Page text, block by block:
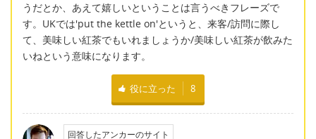
うだとか、あえて嬉しいということは言うべきフレーズで
す。UKでは'put the kettle on'というと、来客/訪問に際し
て、美味しい紅茶でもいれましょうか/美味しい紅茶が飲みた
いねという意味になります。
役に立った 8
回答したアンカーのサイト